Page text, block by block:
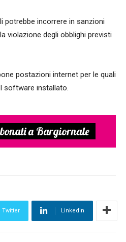
potrebbe incorrere in sanzioni
violazione degli obblighi previsti
postazioni internet per le quali
software installato.
a Bargiornale
Twitter Linkedin